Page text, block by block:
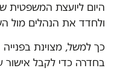
היום ליועצת
ולחדד את הנהלים מול
כך למשל, מצוינת
בחדרה כדי לקבל